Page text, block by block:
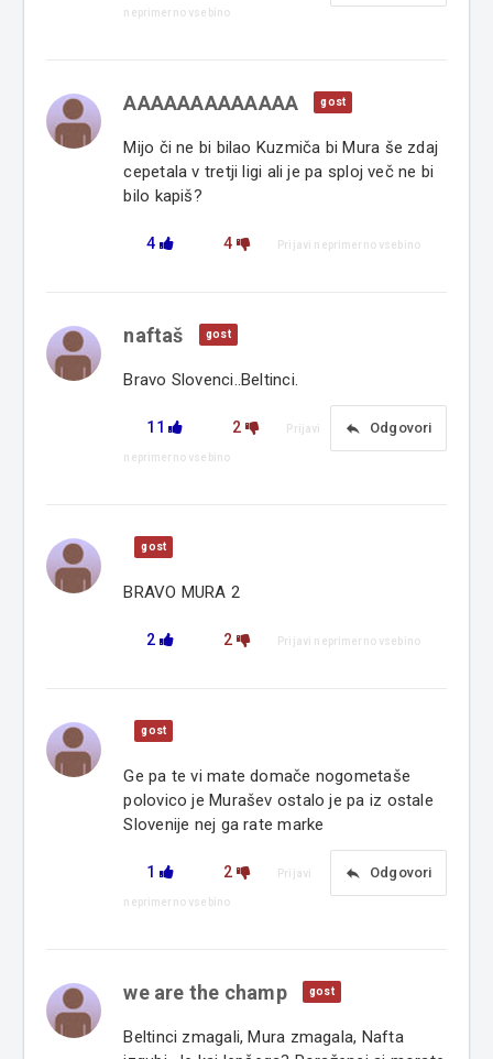
neprimerno vsebino
AAAAAAAAAAAAA gost
Mijo či ne bi bilao Kuzmiča bi Mura še zdaj
cepetala v tretji ligi ali je pa sploj več ne bi
bilo kapiš?
4 4 Prijavi neprimerno vsebino
naftaš gost
Bravo Slovenci..Beltinci.
11 2 reply Odgovori
Prijavi
neprimerno vsebino
gost
BRAVO MURA 2
2 2 Prijavi neprimerno vsebino
gost
Ge pa te vi mate domače nogometaše
polovico je Murašev ostalo je pa iz ostale
Slovenije nej ga rate marke
1 2 reply Odgovori
Prijavi
neprimerno vsebino
we are the champ gost
Beltinci zmagali, Mura zmagala, Nafta